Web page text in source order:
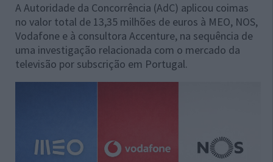
A Autoridade da Concorrência (AdC) aplicou coimas
no valor total de 13,35 milhões de euros à MEO, NOS,
Vodafone e à consultora Accenture, na sequência de
uma investigação relacionada com o mercado da
televisão por subscrição em Portugal.